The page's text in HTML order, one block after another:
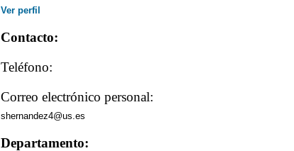
Ver perfil
Contacto:
Teléfono:
Correo electrónico personal:
shernandez4@us.es
Departamento: